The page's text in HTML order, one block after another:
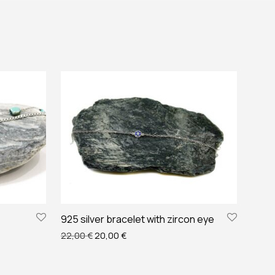
15,00 €.
925 silver bracelet with zircon eye
22,00€ Original price was: 22,00 €.
20,00 €Η τρέχουσα τιμή είναι: 20,00 €.